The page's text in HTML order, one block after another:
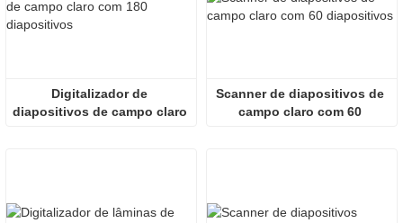
Digitalizador de
diapositivos de campo claro
Scanner de diapositivos de
campo claro com 60